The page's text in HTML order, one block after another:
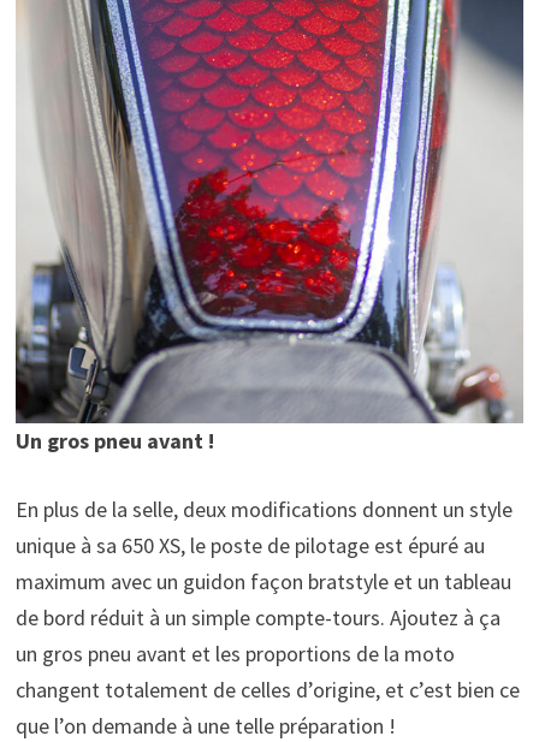
Un gros pneu avant !
En plus de la selle, deux modifications donnent un style
unique à sa 650 XS, le poste de pilotage est épuré au
maximum avec un guidon façon bratstyle et un tableau
de bord réduit à un simple compte-tours. Ajoutez à ça
un gros pneu avant et les proportions de la moto
changent totalement de celles d’origine, et c’est bien ce
que l’on demande à une telle préparation !